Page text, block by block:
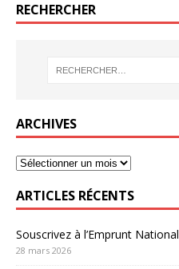
RECHERCHER
ARCHIVES
ARTICLES RÉCENTS
Souscrivez à l’Emprunt National
28 mars 2026